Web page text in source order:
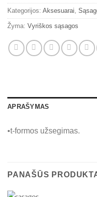
Kategorijos: Aksesuarai,
Žyma: Vyriškos sąsagos
APRAŠYMAS
•t-formos užsegimas.
PANAŠŪS